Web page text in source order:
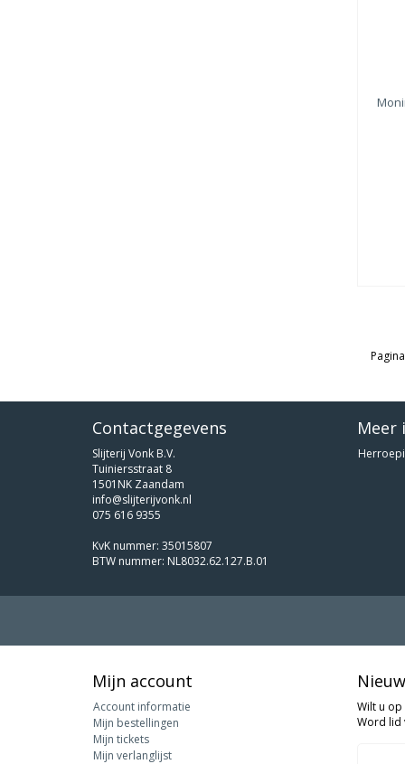
Contactgegevens
Slijterij Vonk B.V.
Tuiniersstraat 8
1501NK Zaandam
info@slijterijvonk.nl
075 616 9355
KvK nummer: 35015807
BTW nummer: NL8032.62.127.B.01
Meer
Mijn account
Account informatie
Mijn bestellingen
Mijn tickets
Mijn verlanglijst
Wilt u
Word lid